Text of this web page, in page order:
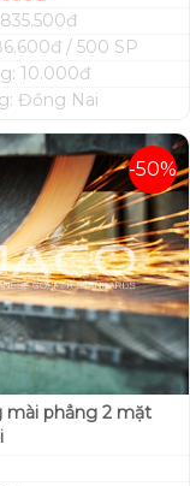
/ 500 SP
10.000đ
Đồng Nai
-50%
mài phẳng 2 mặt